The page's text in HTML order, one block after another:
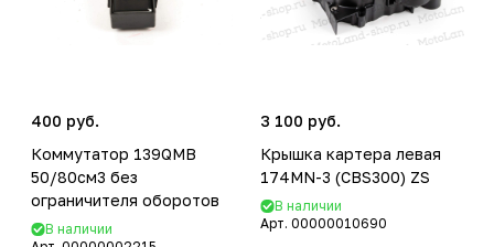
400 руб.
Коммутатор 139QMB
50/80см3 без
ограничителя оборотов
В наличии
3 100 руб.
Крышка картера левая
174MN-3 (CBS300) ZS
В наличии
Арт. 00000010690